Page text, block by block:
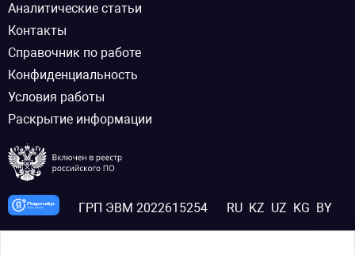
Аналитические статьи
Контакты
Справочник по работе
Конфиденциальность
Условия работы
Раскрытие информации
ГРП ЭВМ 2022615254 RU KZ UZ KG BY